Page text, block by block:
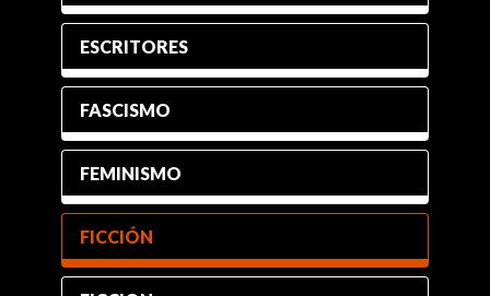
ESCRITORES
FASCISMO
FEMINISMO
FICCIÓN